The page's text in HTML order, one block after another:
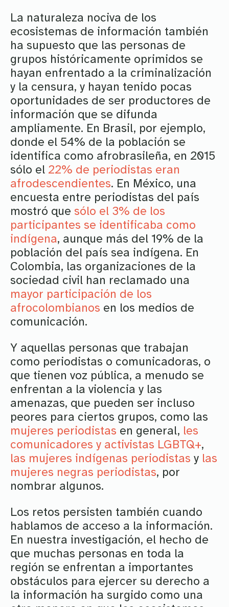
La naturaleza nociva de los
ecosistemas de información también
ha supuesto que las personas de
grupos históricamente oprimidos se
hayan enfrentado a la criminalización
y la censura, y hayan tenido pocas
oportunidades de ser productores de
información que se difunda
ampliamente. En Brasil, por ejemplo,
donde el 54% de la población se
identifica como afrobrasileña, en 2015
sólo el 22% de periodistas eran
afrodescendientes. En México, una
encuesta entre periodistas del país
mostró que sólo el 3% de los
participantes se identificaba como
indígena, aunque más del 19% de la
población del país sea indígena. En
Colombia, las organizaciones de la
sociedad civil han reclamado una
mayor participación de los
afrocolombianos en los medios de
comunicación.
Y aquellas personas que trabajan
como periodistas o comunicadoras, o
que tienen voz pública, a menudo se
enfrentan a la violencia y las
amenazas, que pueden ser incluso
peores para ciertos grupos, como las
mujeres periodistas en general, les
comunicadores y activistas LGBTQ+,
las mujeres indígenas periodistas y las
mujeres negras periodistas, por
nombrar algunos.
Los retos persisten también cuando
hablamos de acceso a la información.
En nuestra investigación, el hecho de
que muchas personas en toda la
región se enfrentan a importantes
obstáculos para ejercer su derecho a
la información ha surgido como una